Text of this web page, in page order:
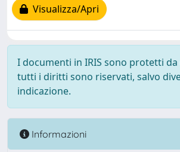
Visualizza/Apri
I documenti in IRIS sono protetti
tutti i diritti sono riservati, salvo
indicazione.
Informazioni